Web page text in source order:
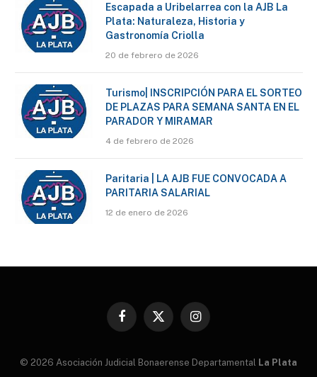
Escapada a Uribelarrea con la AJB La
Plata: Naturaleza, Historia y
Gastronomía Criolla
20 de febrero de 2026
Turismo| INSCRIPCIÓN PARA EL SORTEO
DE PLAZAS PARA SEMANA SANTA EN EL
PARADOR Y MIRAMAR
4 de febrero de 2026
Paritaria | LA AJB FUE CONVOCADA A
PARITARIA SALARIAL
12 de enero de 2026
Facebook
X
Instagram
© 2026 Asociación Judicial Bonaerense Departamental La Plata